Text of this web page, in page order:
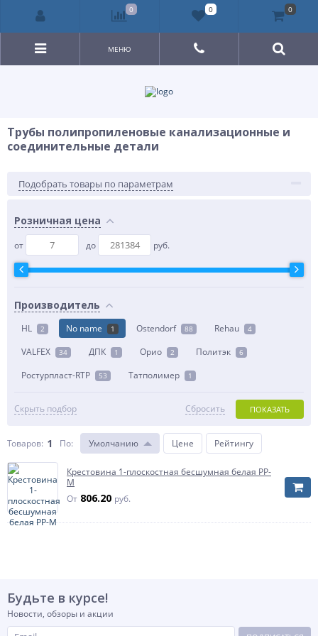
МЕНЮ
Трубы полипропиленовые канализационные и
соединительные детали
Подобрать товары по параметрам
Розничная цена
от до руб.
Производитель
HL 2 No name 1 Ostendorf 88 Rehau 4
VALFEX 34 ДПК 1 Орио 2 Политэк 6
Ростурпласт-RTP 53 Татполимер 1
Скрыть подбор ПОКАЗАТЬ
Сбросить
Товаров: 1 По: Умолчанию Цене Рейтингу
Крестовина 1-плоскостная бесшумная белая PP-
M
От 806.20 руб.
Будьте в курсе!
Новости, обзоры и акции
0 0 0